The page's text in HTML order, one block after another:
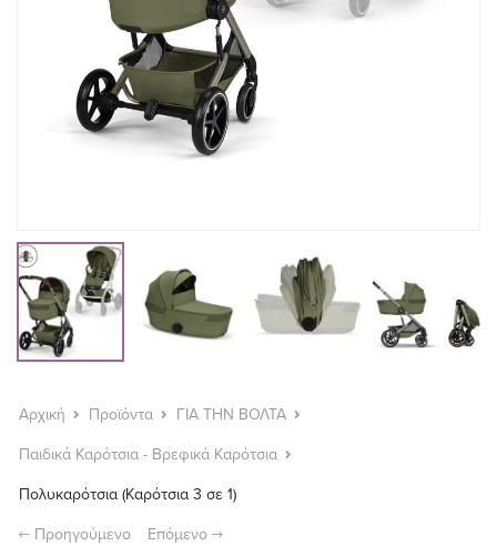
Αρχική Προϊόντα ΓΙΑ ΤΗΝ ΒΟΛΤΑ
Παιδικά Καρότσια - Βρεφικά Καρότσια
Πολυκαρότσια (Καρότσια 3 σε 1)
Προηγούμενο Επόμενο